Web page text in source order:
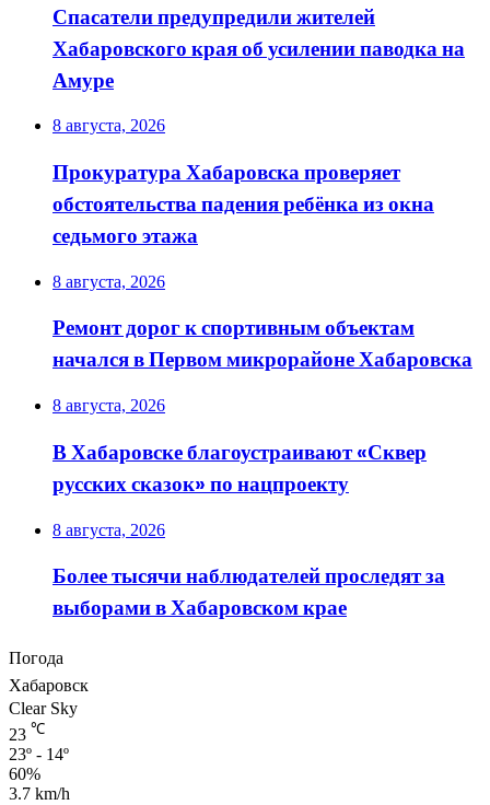
Спасатели предупредили жителей
Хабаровского края об усилении паводка на
Амуре
8 августа, 2026
Прокуратура Хабаровска проверяет
обстоятельства падения ребёнка из окна
седьмого этажа
8 августа, 2026
Ремонт дорог к спортивным объектам
начался в Первом микрорайоне Хабаровска
8 августа, 2026
В Хабаровске благоустраивают «Сквер
русских сказок» по нацпроекту
8 августа, 2026
Более тысячи наблюдателей проследят за
выборами в Хабаровском крае
Погода
Хабаровск
Clear Sky
23 ℃
23º - 14º
60%
3.7 km/h